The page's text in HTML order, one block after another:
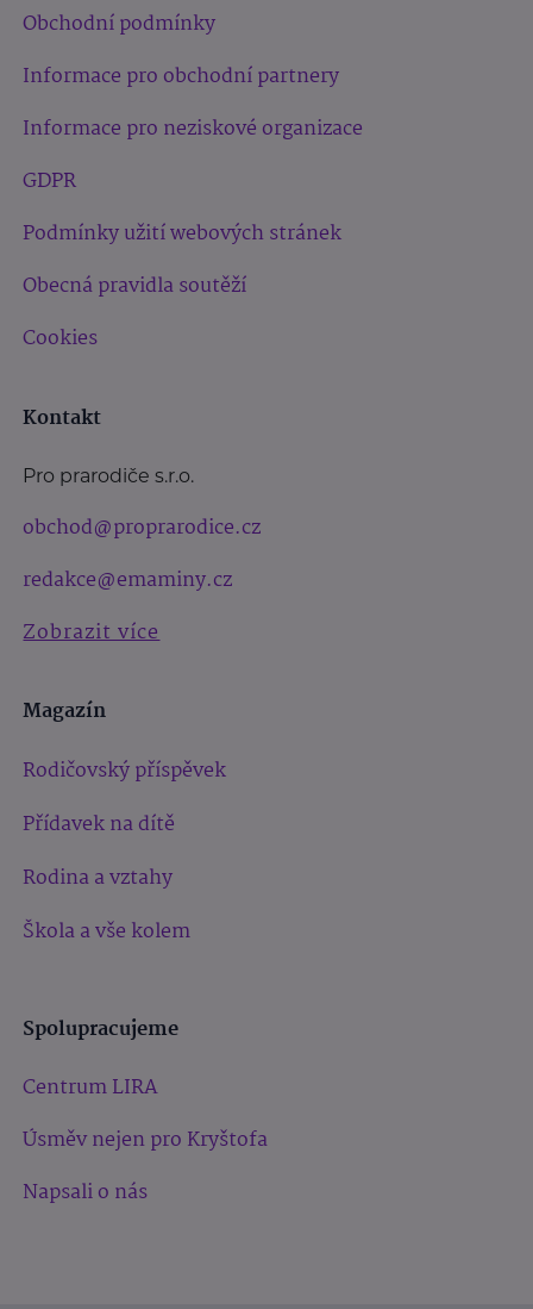
Obchodní podmínky
Informace pro obchodní partnery
Informace pro neziskové organizace
GDPR
Podmínky užití webových stránek
Obecná pravidla soutěží
Cookies
Kontakt
Pro prarodiče s.r.o.
obchod@proprarodice.cz
redakce@emaminy.cz
Zobrazit více
Magazín
Rodičovský příspěvek
Přídavek na dítě
Rodina a vztahy
Škola a vše kolem
Spolupracujeme
Centrum LIRA
Úsměv nejen pro Kryštofa
Napsali o nás